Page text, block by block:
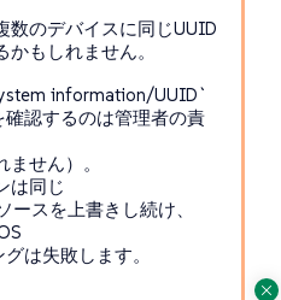
数のデバイスに同じUUID
もしれません。
information/UUID`
認するのは管理者の責
せん）。
は同じ
スを上書きし続け、
は失敗します。